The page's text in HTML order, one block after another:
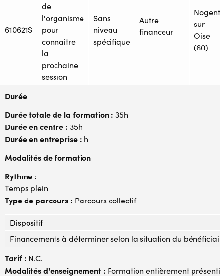
610621S
de
l'organisme
pour
connaitre
la
prochaine
session
Sans
niveau
spécifique
Autre
financeur
sur-
Oise
(60)
Durée
Durée totale de la formation : 35h
Durée en centre : 35h
Durée en entreprise : h
Modalités de formation
Rythme :
Temps plein
Type de parcours : Parcours collectif
Dispositif
Financements à déterminer selon la situation du
Tarif : N.C.
Modalités d'enseignement : Formation entièrement